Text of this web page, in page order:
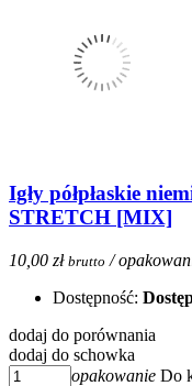
Igły półpłaskie
STRETCH [MIX]
10,00 zł brutto /
Dostępność:
dodaj do porównania
dodaj do schowka
opakowanie Do